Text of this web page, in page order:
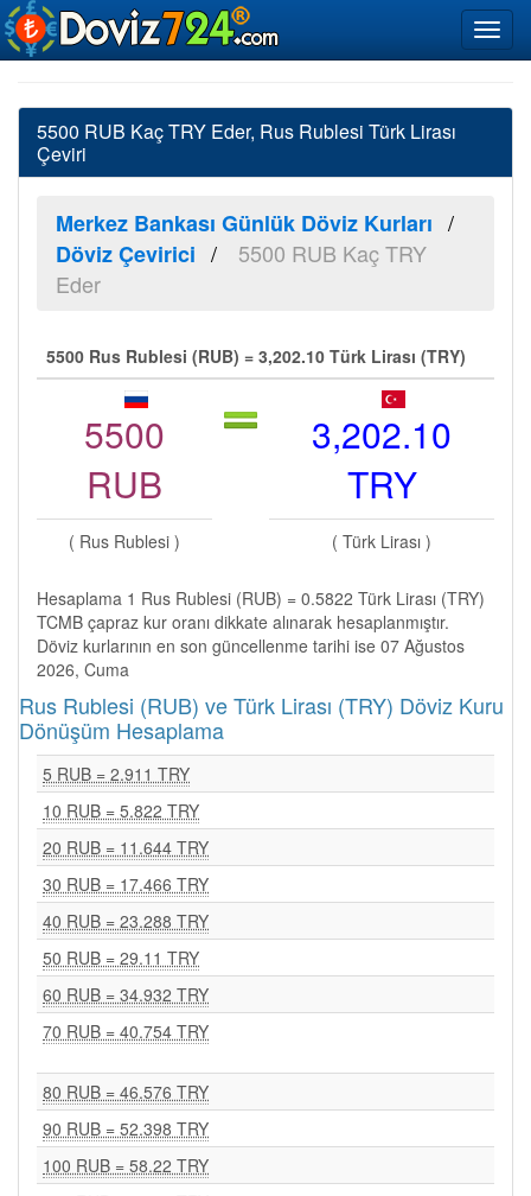
5500 RUB Kaç TRY Eder, Rus Rublesi Türk Lirası
Çeviri
Merkez Bankası Günlük Döviz Kurları
Döviz Çevirici
5500 RUB Kaç TRY
Eder
5500 Rus Rublesi (RUB) = 3,202.10 Türk Lirası (TRY)
5500
RUB
3,202.10
TRY
( Rus Rublesi ) ( Türk Lirası )
Hesaplama 1 Rus Rublesi (RUB) = 0.5822 Türk Lirası (TRY)
TCMB çapraz kur oranı dikkate alınarak hesaplanmıştır.
Döviz kurlarının en son güncellenme tarihi ise 07 Ağustos
2026, Cuma
Rus Rublesi (RUB) ve Türk Lirası (TRY) Döviz Kuru
Dönüşüm Hesaplama
5 RUB = 2.911 TRY
10 RUB = 5.822 TRY
20 RUB = 11.644 TRY
30 RUB = 17.466 TRY
40 RUB = 23.288 TRY
50 RUB = 29.11 TRY
60 RUB = 34.932 TRY
70 RUB = 40.754 TRY
80 RUB = 46.576 TRY
90 RUB = 52.398 TRY
100 RUB = 58.22 TRY